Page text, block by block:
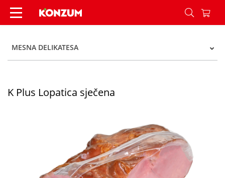
K Plus Lopatica sječena - Konzum
MESNA DELIKATESA
K Plus Lopatica sječena